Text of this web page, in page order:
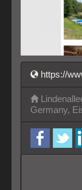
https://
Germany,